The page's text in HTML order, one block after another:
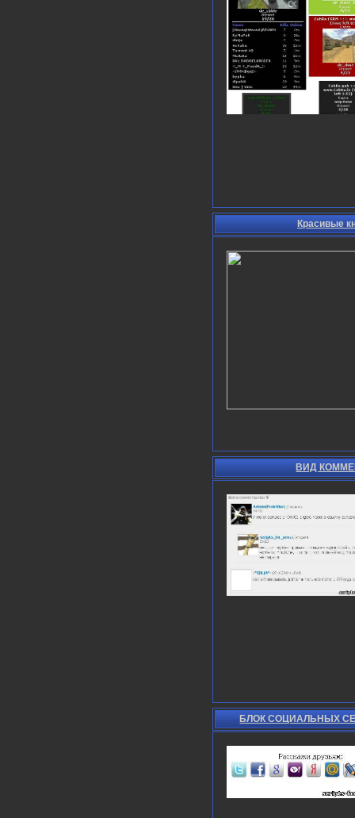
Красивые
ВИД
БЛОК СОЦИАЛЬНЫХ